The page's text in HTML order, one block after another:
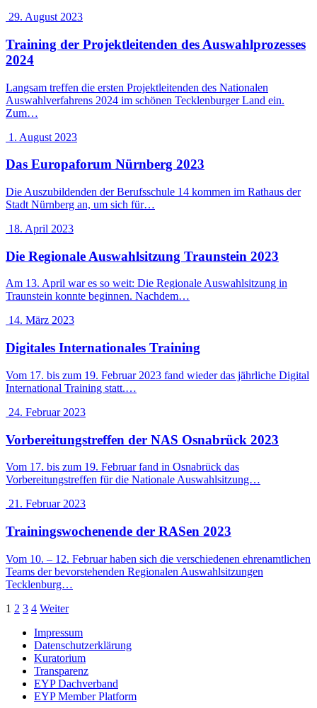
29. August 2023
Training der Projektleitenden des Auswahlprozesses
2024
Langsam treffen die ersten Projektleitenden des Nationalen
Auswahlverfahrens 2024 im schönen Tecklenburger Land ein.
Zum…
1. August 2023
Das Europaforum Nürnberg 2023
Die Auszubildenden der Berufsschule 14 kommen im Rathaus der
Stadt Nürnberg an, um sich für…
18. April 2023
Die Regionale Auswahlsitzung Traunstein 2023
Am 13. April war es so weit: Die Regionale Auswahlsitzung in
Traunstein konnte beginnen. Nachdem…
14. März 2023
Digitales Internationales Training
Vom 17. bis zum 19. Februar 2023 fand wieder das jährliche Digital
International Training statt.…
24. Februar 2023
Vorbereitungstreffen der NAS Osnabrück 2023
Vom 17. bis zum 19. Februar fand in Osnabrück das
Vorbereitungstreffen für die Nationale Auswahlsitzung…
21. Februar 2023
Trainingswochenende der RASen 2023
Vom 10. – 12. Februar haben sich die verschiedenen ehrenamtlichen
Teams der bevorstehenden Regionalen Auswahlsitzungen
Tecklenburg…
Seitennummerierung
der
Beiträge
1 2 3 4 Weiter
Impressum
Datenschutzerklärung
Kuratorium
Transparenz
EYP Dachverband
EYP Member Platform